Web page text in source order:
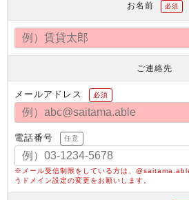
お名前 必須
ご連絡先
メールアドレス 必須
電話番号 任意
※メール受信制限をしている方は、
うドメイン設定の変更をお願いします。